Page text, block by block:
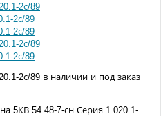
2с/89
2с/89
2с/89
2с/89
2с/89
2с/89 в наличии и под заказ
5КВ 54.48-7-сн Серия 1.020.1-